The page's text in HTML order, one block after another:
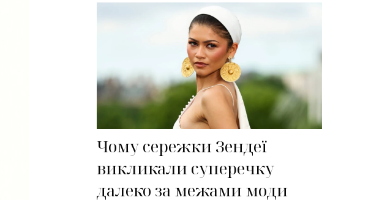
Чому сережки Зендеї
викликали суперечку
далеко за межами моди